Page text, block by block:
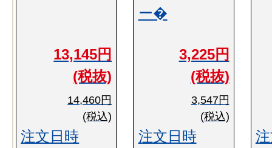
13,145円
(税抜)
14,460円
(税込)
注文日時
ー�
3,225円
(税抜)
3,547円
(税込)
注文日時